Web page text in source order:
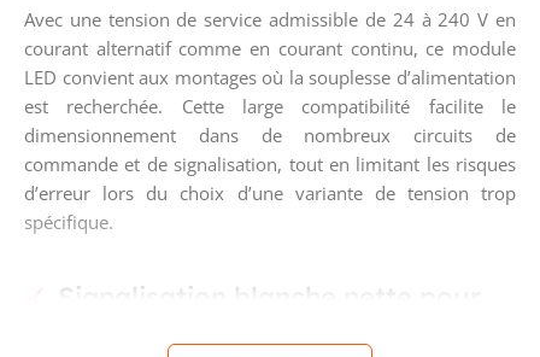
Avec une tension de service admissible de 24 à 240 V en
courant alternatif comme en courant continu, ce module
LED convient aux montages où la souplesse d’alimentation
est recherchée. Cette large compatibilité facilite le
dimensionnement dans de nombreux circuits de
commande et de signalisation, tout en limitant les risques
d’erreur lors du choix d’une variante de tension trop
spécifique.
Signalisation blanche nette pour